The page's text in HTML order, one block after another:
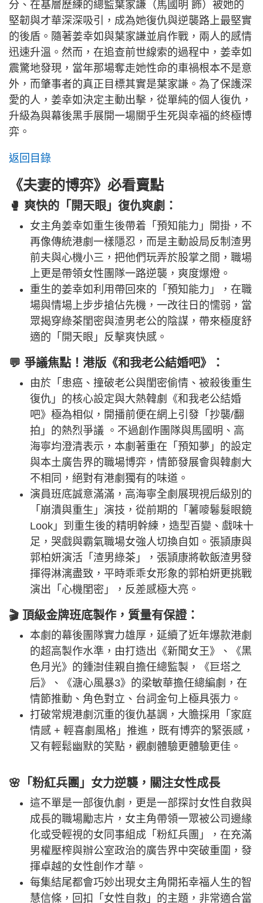
分、在基層歷練的總監葉家謙（馬國明 飾）被她的
堅韌與才華深深吸引，成為她復仇與逆襲路上最堅實
的後盾。隨著姜幸如與葉家謙並肩作戰，兩人的感情
迅速升溫。然而，在追查前世線索的過程中，姜幸如
震驚地發現，當年那場奪走她性命的車禍根本不是意
外，而肇事者的真正目標其實是葉家謙。為了保護深
愛的人，姜幸如決定主動出擊，從單純的個人復仇，
升級為與幕後黑手展開一場關乎生死與幸福的終極博
弈。
返回目錄
《夫妻的博弈》必看賣點
🥊 爽快的「開天眼」復仇爽劇：
女主角姜幸如重生後帶着「預知能力」開掛，不
再像傳統港劇一樣隱忍，而是主動設局反制渣男
前夫與心機小三，把他們玩弄於股掌之間，職場
上更是帶領女性團隊一路逆襲，爽度爆燈。
重生的姜幸如利用帶回來的「預知能力」，在職
場與情場上步步搶佔先機，一改往日的懦弱，當
眾揭穿綠茶閨密與渣男老公的陰謀，帶來極度舒
適的「開天眼」反擊爽快感。
💬 爭議焦點！港版《和我老公結婚吧》：
由於「患癌、撞破老公與閨密偷情、被殺後重生
復仇」的核心設定與大熱韓劇《和我老公結婚
吧》極為相似，開播前便在網上引發「抄襲/翻
拍」的熱烈爭議 。不過創作團隊與馬國明、高
海寧均澄清表示，本劇著重在「預知夢」的設定
與本土廣告界的職場博弈，情節發展會與韓劇大
不相同，絕對有港劇獨有的味道。
演員班底誠意滿滿，高海寧全劇展現視后級別的
「崩潰與重生」演技，從前期的「薯嘜鬈髮眼鏡
Look」到重生後的精明幹練，造型百變、戲味十
足，哭戲與霸氣職場女強人切換自如。張頴康與
郭柏妍演活「渣男綠茶」，張頴康將軟飯渣男發
揮得淋漓盡致，平時乖乖女形象的郭柏妍更挑戰
演出「心機閨密」，反差感極大亮。
🎬 頂級金牌班底製作，質量有保證：
本劇的幕後團隊實力雄厚，延續了近年爆款港劇
的超高製作水準，由打造出《新聞女王》、《黑
色月光》的鍾澍佳親自擔任總監製，《巨塔之
后》、《溏心風暴3》的梁敏華擔任總編劇，在
情節推動、角色對立、台詞金句上極具張力。
打破常規港劇沉重的復仇基調，大膽採用「家庭
情感 + 輕喜劇風格」推進，既有博弈的緊張感，
又有輕鬆幽默的笑點，觀劇體驗更體驗更佳。
🌸「粉紅兵團」女力逆襲，關注女性成長
這不單是一部復仇劇，更是一部探討女性自救與
成長的職場勵志片，女主角帶領一眾被公司邊緣
化或受輕視的女同事組成「粉紅兵團」，在充滿
男權壓榨與辦公室政治的廣告界中突破重圍，發
揮卓越的女性創作才華。
每集結尾都會巧妙出現女主角開拓幸福人生的智
慧信條，回扣「女性自救」的主題，非常適合當